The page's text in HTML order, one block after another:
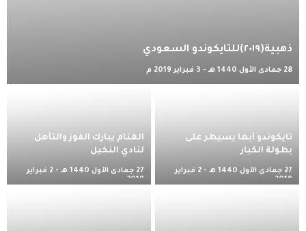
ذهبية(٢٠١٩)للتايكوندو السعودي
28 جمادى الأول 1440 هـ - 3 فبراير 2019 م
تايكوندو أبها يسيطر على
بطولة الكبار
27 جمادى الأول 1440 هـ - 2 فبراير
2019 م
الغنام يبارك الفوز والتأهل
لنادي النخيل
27 جمادى الأول 1440 هـ - 2 فبراير
2019 م